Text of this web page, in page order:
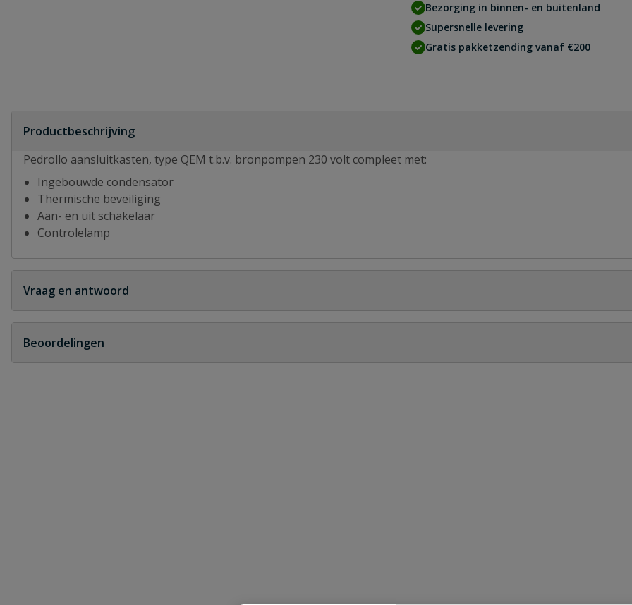
Bezorging in binnen- en buitenland
Supersnelle levering
Gratis pakketzending vanaf €200
Productbeschrijving
Pedrollo aansluitkasten, type QEM t.b.v. bronpompen 230 volt compleet met:
Ingebouwde condensator
Thermische beveiliging
Aan- en uit schakelaar
Controlelamp
Vraag en antwoord
Geen vragen
Beoordelingen